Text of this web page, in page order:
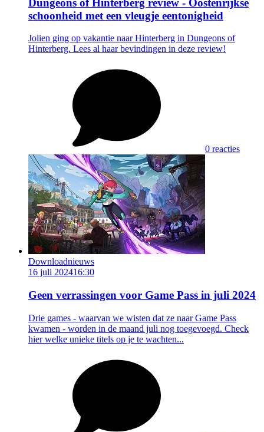
schoonheid met een vleugje eentonigheid
Jolien ging op vakantie naar Hinterberg in Dungeons of
Hinterberg. Lees al haar bevindingen in deze review!
0 reacties
Downloadnieuws
16 juli 202416:30
Geen verrassingen voor Game Pass in juli 2024
Drie games - waarvan we wisten dat ze naar Game Pass
kwamen - worden in de maand juli nog toegevoegd. Check
hier welke unieke titels op je te wachten...